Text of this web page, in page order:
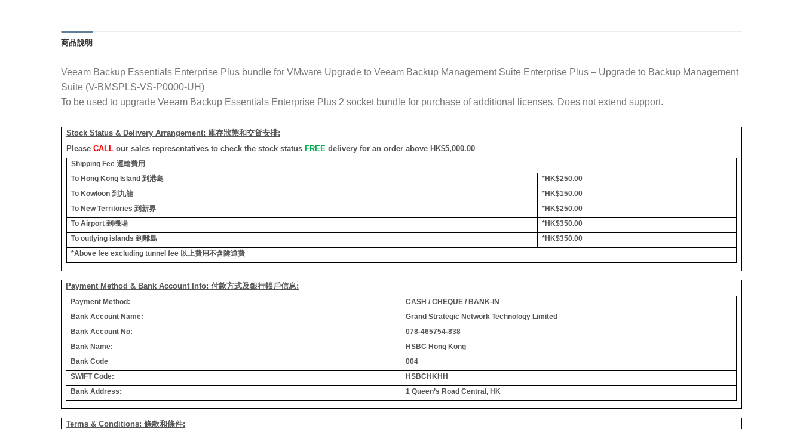
商品說明
Veeam Backup Essentials Enterprise Plus bundle for VMware Upgrade to Veeam Backup Management Suite Enterprise Plus – Upgrade to Backup Management
Suite (V-BMSPLS-VS-P0000-UH)
To be used to upgrade Veeam Backup Essentials Enterprise Plus 2 socket bundle for purchase of additional licenses. Does not extend support.
Stock Status & Delivery Arrangement: 庫存狀態和交貨安排:
Please CALLour sales representatives to check the stock status FREE delivery for an order above HK$5,000.00
Shipping Fee 運輸費用
To Hong Kong Island 到港島
*HK$250.00
To Kowloon 到九龍
*HK$150.00
To New Territories 到新界
*HK$250.00
To Airport 到機場
*HK$350.00
To outlying islands 到離島
*HK$350.00
*Above fee excluding tunnel fee 以上費用不含隧道費
Payment Method & Bank Account Info: 付款方式及銀行帳戶信息:
Payment Method:
CASH / CHEQUE / BANK-IN
Bank Account Name:
Grand Strategic Network Technology Limited
Bank Account No:
078-465754-838
Bank Name:
HSBC Hong Kong
Bank Code
004
SWIFT Code:
HSBCHKHH
Bank Address:
1 Queen’s Road Central, HK
Terms & Conditions: 條款和條件: